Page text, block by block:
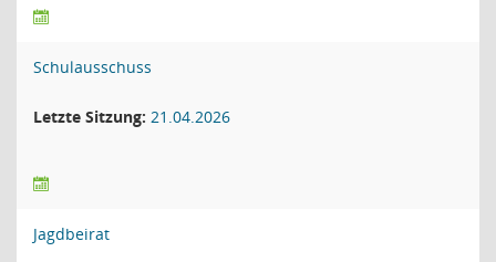
Schulausschuss
Letzte Sitzung: 21.04.2026
Jagdbeirat